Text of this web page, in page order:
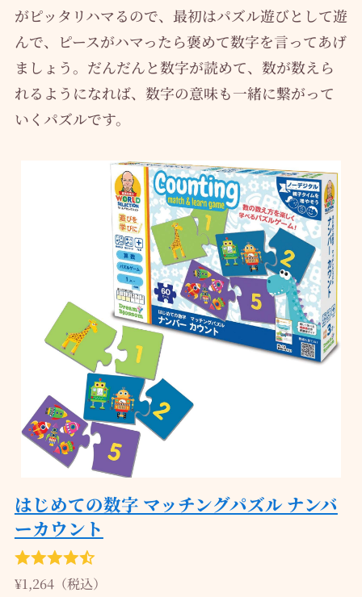
がピッタリハマるので、最初はパズル遊びとして遊
んで、ピースがハマったら褒めて数字を言ってあげ
ましょう。だんだんと数字が読めて、数が数えら
れるようになれば、数字の意味も一緒に繋がって
いくパズルです。
はじめての数字 マッチングパズル ナンバ
ーカウント
¥1,264（税込）